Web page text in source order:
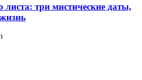
листа: три мистические даты,